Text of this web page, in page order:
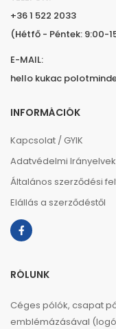
+36 1 522 2033
(Hétfő - Péntek: 9:00-
E-MAIL:
hello kukac
INFORMÁCIÓK
Kapcsolat / GYIK
Adatvédelmi Irányelvek
Általános szerződési
Elállás a szerződéstől
RÓLUNK
Céges pólók, csapat
emblémázásával